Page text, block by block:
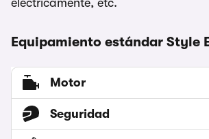
eléctricamente, etc.
Equipamiento estándar Style
Motor
Seguridad